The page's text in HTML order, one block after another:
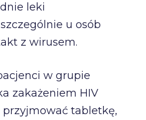
leki
u osób
z wirusem.
w grupie
zakażeniem HIV
tabletkę,